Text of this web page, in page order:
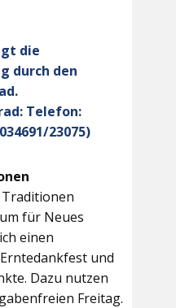
die
durch den
Telefon:
23075)
für Neues
einen
und
Dazu nutzen
Freitag.